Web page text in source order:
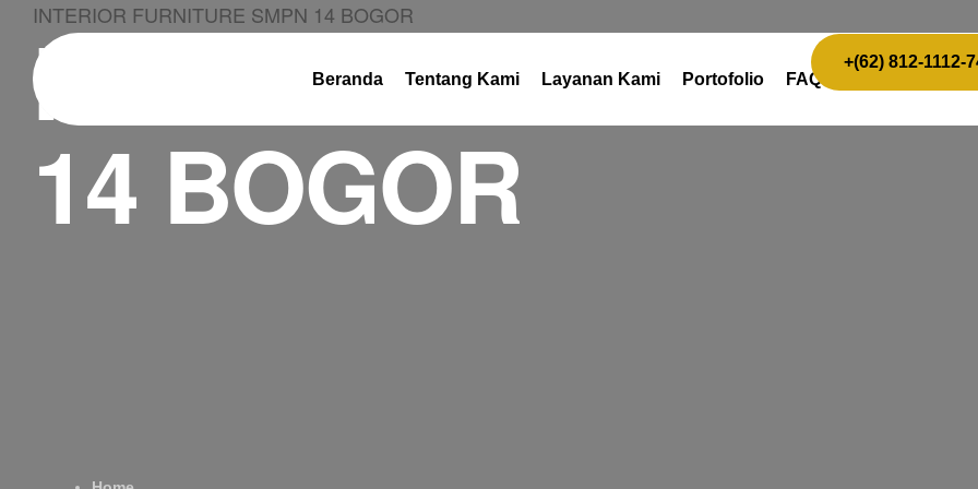
Beranda Tentang Kami Layanan Kami Portofolio FAQ
+(62) 812-1112-
INTERIOR FURNITURE SMPN 14 BOGOR
INTERIOR
14 BOGOR